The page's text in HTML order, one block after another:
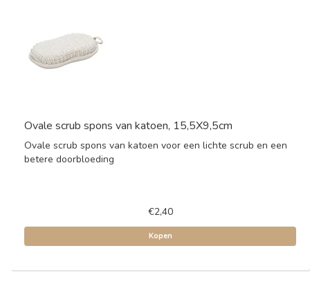
Ovale scrub spons van katoen, 15,5X9,5cm
Ovale scrub spons van katoen voor een lichte scrub en een
betere doorbloeding
€2,40
Kopen